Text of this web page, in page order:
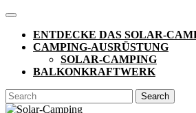
Skip
content
Open
ButtonENTDECKE DAS SOLAR-
CAMPING-AUSRÜSTUNG
SOLAR-CAMPING
BALKONKRAFTWERK
CLOSE
BUTTON
Search
for: